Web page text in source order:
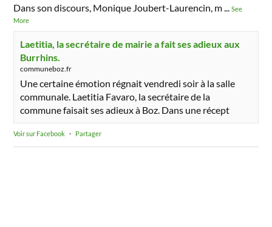
Dans son discours, Monique Joubert-Laurencin, m...See
More
Laetitia, la secrétaire de mairie a fait ses adieux aux
Burrhins.
communeboz.fr
Une certaine émotion régnait vendredi soir à la salle
communale. Laetitia Favaro, la secrétaire de la
commune faisait ses adieux à Boz. Dans une récept
Voir sur Facebook · Partager